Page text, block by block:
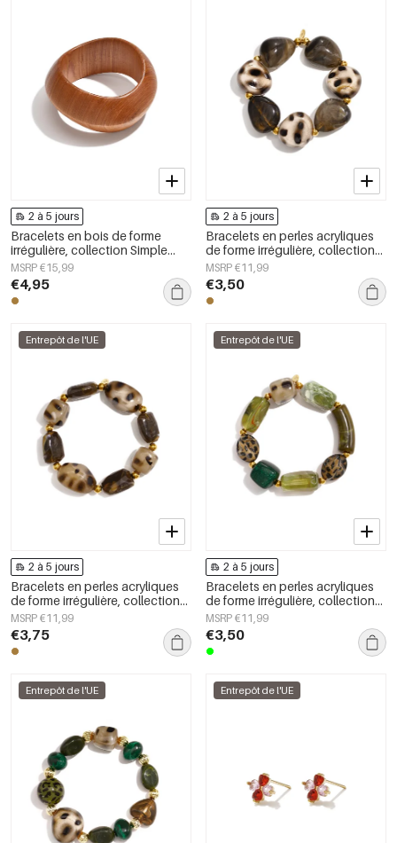
2 à 5 jours
Bracelets en bois de forme
irrégulière, collection Simple
Daily Simple, bijoux pour
femmes
MSRP €15,99
€4,95
2 à 5 jours
Bracelets en perles acryliques
de forme irrégulière, collection
Simple Daily Simple, bijoux pour
femmes
MSRP €11,99
€3,50
Entrepôt de l'UE
2 à 5 jours
Bracelets en perles acryliques
de forme irrégulière, collection
Simple Daily Simple, bijoux pour
femmes
MSRP €11,99
€3,75
Entrepôt de l'UE
2 à 5 jours
Bracelets en perles acryliques
de forme irrégulière, collection
Simple Daily Simple, bijoux pour
femmes
MSRP €11,99
€3,50
Entrepôt de l'UE Entrepôt de l'UE